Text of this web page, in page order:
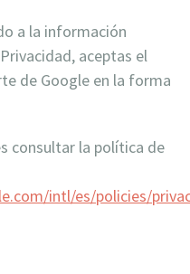
a la información
aceptas el
de Google en la forma
consultar la política de
intl/es/policies/